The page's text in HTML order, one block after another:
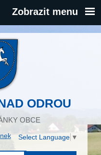
Zobrazit menu
ODROU
OBCE
Select Language ▼